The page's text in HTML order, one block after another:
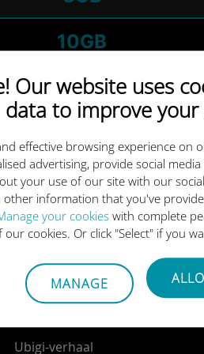
Our website uses
data to improve
effective browsing experience on
advertising, provide social
your use of our site with our
other information that you've
your cookies with complete
cookies. Or click "Select" if you
MANAGE
10GB
Onbeperkt
Download
Ubigi-verhaal